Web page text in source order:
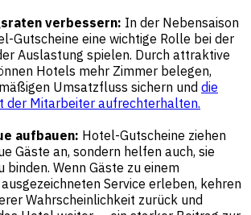
verbessern: In der Nebensaison
Gutscheine eine wichtige Rolle bei der
Auslastung spielen. Durch attraktive
Hotels mehr Zimmer belegen,
Umsatzfluss sichern und die
der Mitarbeiter aufrechterhalten.
aufbauen: Hotel-Gutscheine ziehen
Gäste an, sondern helfen auch, sie
binden. Wenn Gäste zu einem
Service erleben, kehren
Wahrscheinlichkeit zurück und